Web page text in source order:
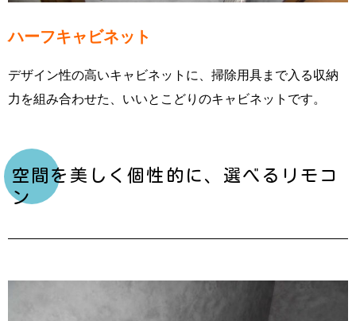
ハーフキャビネット
デザイン性の高いキャビネットに、掃除用具まで入る収納
力を組み合わせた、いいとこどりのキャビネットです。
空間を美しく個性的に、選べるリモコ
ン